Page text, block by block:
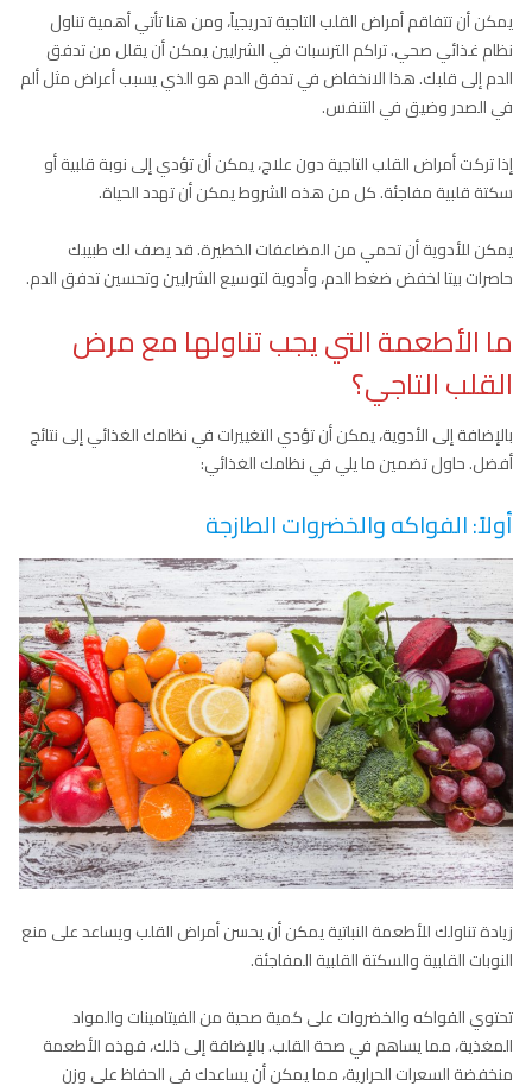
يمكن أن تتفاقم أمراض القلب التاجية تدريجياً، ومن هنا تأتي أهمية تناول
نظام غذائي صحي. تراكم الترسبات في الشرايين يمكن أن يقلل من تدفق
الدم إلى قلبك. هذا الانخفاض في تدفق الدم هو الذي يسبب أعراض مثل ألم
في الصدر وضيق في التنفس.
إذا تركت أمراض القلب التاجية دون علاج، يمكن أن تؤدي إلى نوبة قلبية أو
سكتة قلبية مفاجئة. كل من هذه الشروط يمكن أن تهدد الحياة.
يمكن للأدوية أن تحمي من المضاعفات الخطيرة. قد يصف لك طبيبك
حاصرات بيتا لخفض ضغط الدم، وأدوية لتوسيع الشرايين وتحسين تدفق الدم.
ما الأطعمة التي يجب تناولها مع مرض
القلب التاجي؟
بالإضافة إلى الأدوية، يمكن أن تؤدي التغييرات في نظامك الغذائي إلى نتائج
أفضل. حاول تضمين ما يلي في نظامك الغذائي:
أولاً: الفواكه والخضروات الطازجة
زيادة تناولك للأطعمة النباتية يمكن أن يحسن أمراض القلب ويساعد على منع
النوبات القلبية والسكتة القلبية المفاجئة.
تحتوي الفواكه والخضروات على كمية صحية من الفيتامينات والمواد
المغذية، مما يساهم في صحة القلب. بالإضافة إلى ذلك، فهذه الأطعمة
منخفضة السعرات الحرارية، مما يمكن أن يساعدك في الحفاظ على وزن